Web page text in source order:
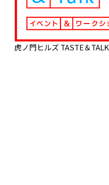
虎ノ門ヒルズ TASTE＆TALK